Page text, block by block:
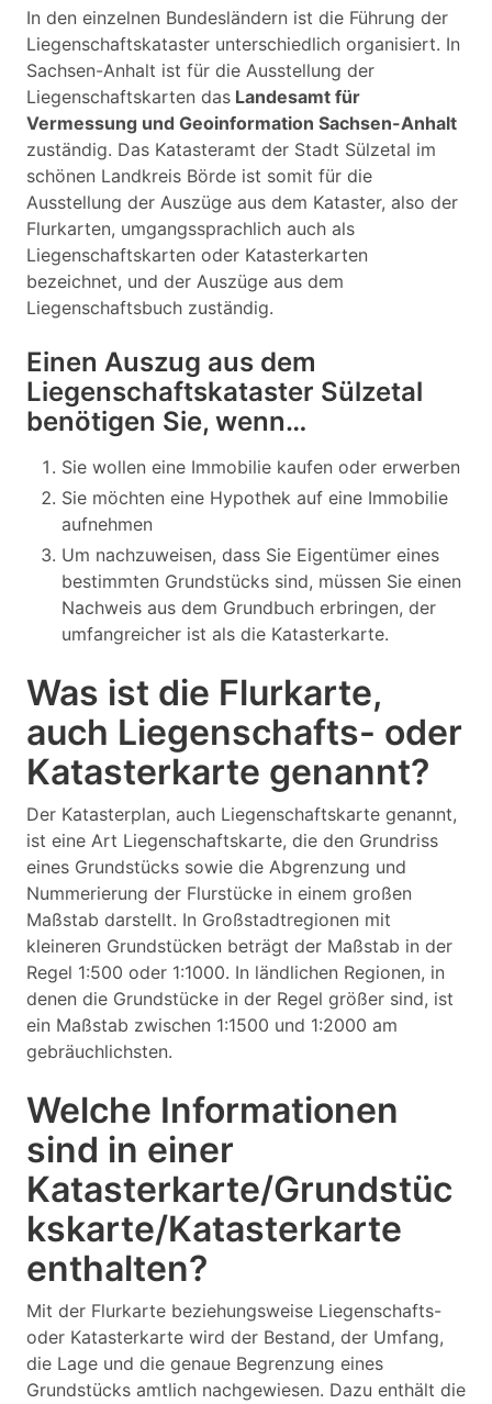
In den einzelnen Bundesländern ist die Führung der
Liegenschaftskataster unterschiedlich organisiert. In
Sachsen-Anhalt ist für die Ausstellung der
Liegenschaftskarten das Landesamt für
Vermessung und Geoinformation Sachsen-Anhalt
zuständig. Das Katasteramt der Stadt Sülzetal im
schönen Landkreis Börde ist somit für die
Ausstellung der Auszüge aus dem Kataster, also der
Flurkarten, umgangssprachlich auch als
Liegenschaftskarten oder Katasterkarten
bezeichnet, und der Auszüge aus dem
Liegenschaftsbuch zuständig.
Einen Auszug aus dem
Liegenschaftskataster Sülzetal
benötigen Sie, wenn…
Sie wollen eine Immobilie kaufen oder erwerben
Sie möchten eine Hypothek auf eine Immobilie
aufnehmen
Um nachzuweisen, dass Sie Eigentümer eines
bestimmten Grundstücks sind, müssen Sie einen
Nachweis aus dem Grundbuch erbringen, der
umfangreicher ist als die Katasterkarte.
Was ist die Flurkarte,
auch Liegenschafts- oder
Katasterkarte genannt?
Der Katasterplan, auch Liegenschaftskarte genannt,
ist eine Art Liegenschaftskarte, die den Grundriss
eines Grundstücks sowie die Abgrenzung und
Nummerierung der Flurstücke in einem großen
Maßstab darstellt. In Großstadtregionen mit
kleineren Grundstücken beträgt der Maßstab in der
Regel 1:500 oder 1:1000. In ländlichen Regionen, in
denen die Grundstücke in der Regel größer sind, ist
ein Maßstab zwischen 1:1500 und 1:2000 am
gebräuchlichsten.
Welche Informationen
sind in einer
Katasterkarte/Grundstüc
kskarte/Katasterkarte
enthalten?
Mit der Flurkarte beziehungsweise Liegenschafts-
oder Katasterkarte wird der Bestand, der Umfang,
die Lage und die genaue Begrenzung eines
Grundstücks amtlich nachgewiesen. Dazu enthält die